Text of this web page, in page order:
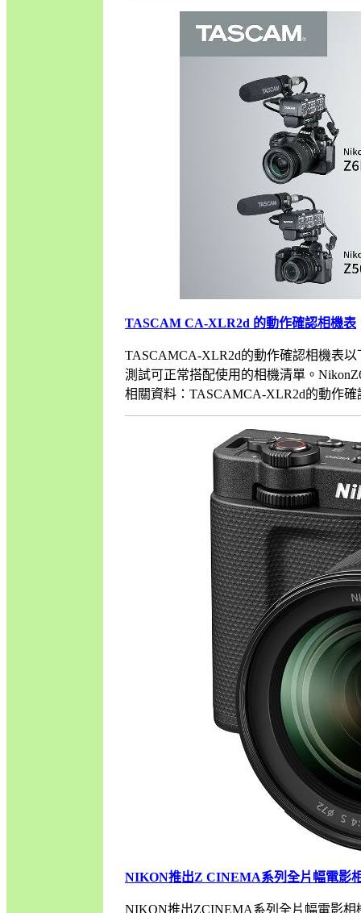
TASCAM CA-XLR2d 的動作確認相機表
TASCAMCA-XLR2d的動作確認相機表
測試可正常搭配使用的相機清單。
相關資料：TASCAMCA-XLR2d的動作確
NIKON推出Z CINEMA系列全片幅電影
NIKON推出ZCINEMA系列全片幅電影